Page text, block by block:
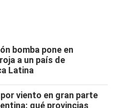
bomba pone en
a un país de
Latina
viento en gran parte
qué provincias